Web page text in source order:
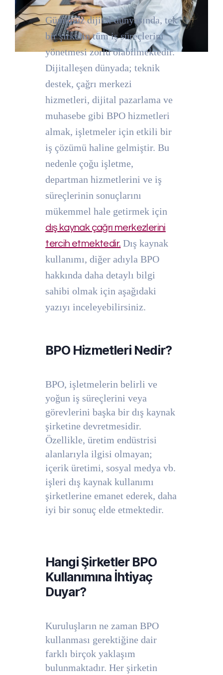
Günümüz dijital dünyasında, tek
bir şirketin tüm iş süreçlerini
yönetmesi zorlu olabilmektedir.
Dijitalleşen dünyada; teknik
destek, çağrı merkezi
hizmetleri, dijital pazarlama ve
muhasebe gibi BPO hizmetleri
almak, işletmeler için etkili bir
iş çözümü haline gelmiştir. Bu
nedenle çoğu işletme,
departman hizmetlerini ve iş
süreçlerinin sonuçlarını
mükemmel hale getirmek için
dış kaynak çağrı merkezlerini
tercih etmektedir. Dış kaynak
kullanımı, diğer adıyla BPO
hakkında daha detaylı bilgi
sahibi olmak için aşağıdaki
yazıyı inceleyebilirsiniz.
BPO Hizmetleri Nedir?
BPO, işletmelerin belirli ve
yoğun iş süreçlerini veya
görevlerini başka bir dış kaynak
şirketine devretmesidir.
Özellikle, üretim endüstrisi
alanlarıyla ilgisi olmayan;
içerik üretimi, sosyal medya vb.
işleri dış kaynak kullanımı
şirketlerine emanet ederek, daha
iyi bir sonuç elde etmektedir.
Hangi Şirketler BPO
Kullanımına İhtiyaç
Duyar?
Kuruluşların ne zaman BPO
kullanması gerektiğine dair
farklı birçok yaklaşım
bulunmaktadır. Her şirketin